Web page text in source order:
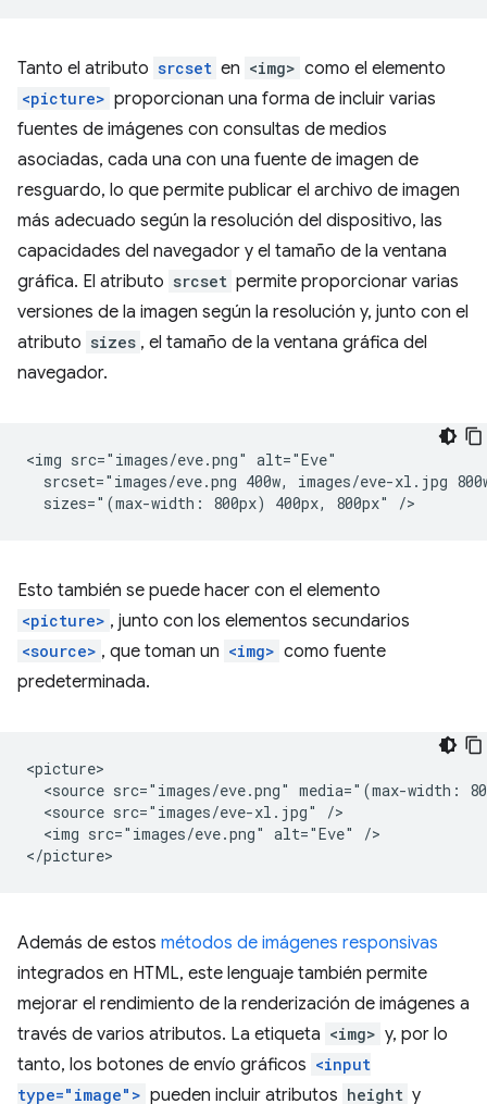
Tanto el atributo srcset en <img> como el elemento
<picture> proporcionan una forma de incluir varias
fuentes de imágenes con consultas de medios
asociadas, cada una con una fuente de imagen de
resguardo, lo que permite publicar el archivo de imagen
más adecuado según la resolución del dispositivo, las
capacidades del navegador y el tamaño de la ventana
gráfica. El atributo srcset permite proporcionar varias
versiones de la imagen según la resolución y, junto con el
atributo sizes , el tamaño de la ventana gráfica del
navegador.
<img src="images/eve.png" alt="Eve"
srcset="images/eve.png 400w, images/eve-xl.jpg
Esto también se puede hacer con el elemento
<picture> , junto con los elementos secundarios
<source> , que toman un <img> como fuente
predeterminada.
<picture>
<source src="images/eve.png" media="(max-width:
  <source src="images/eve-xl.jpg" />
  <img src="images/eve.png" alt="Eve" />
Además de estos métodos de imágenes responsivas
integrados en HTML, este lenguaje también permite
mejorar el rendimiento de la renderización de imágenes a
través de varios atributos. La etiqueta <img> y, por lo
tanto, los botones de envío gráficos <input
type="image"> pueden incluir atributos height y